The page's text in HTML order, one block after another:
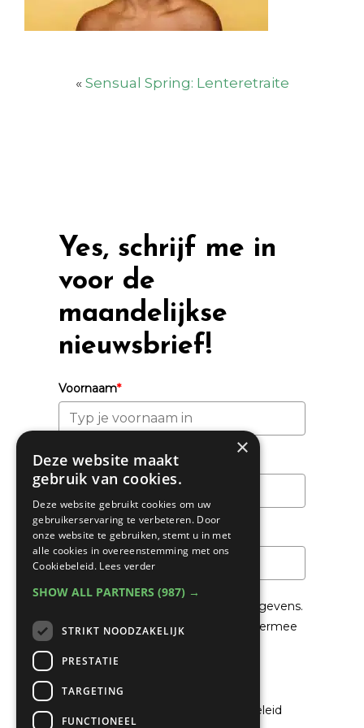
« Sensual Spring: Lenteretraite
Yes, schrijf me in
voor de
maandelijkse
nieuwsbrief!
Voornaam*
Achternaam
Email*
We gaan voorzichtig om met je gegevens.
Lees in hetPrivacybeleid
hoe we hiermee
Ik ga akkoord met het privacybeleid
×
Deze website maakt
gebruik van cookies.
Deze website gebruikt cookies om uw
gebruikerservaring te verbeteren. Door
onze website te gebruiken, stemt u in met
alle cookies in overeenstemming met ons
Cookiebeleid. Lees verder
SHOW ALL PARTNERS (987) →
STRIKT NOODZAKELIJK
PRESTATIE
TARGETING
FUNCTIONEEL